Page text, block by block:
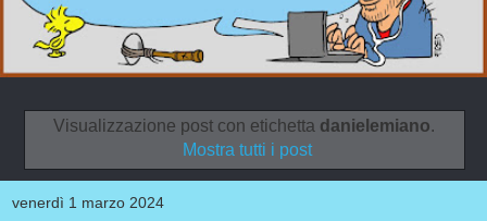
Visualizzazione post con etichetta danielemiano.
Mostra tutti i post
venerdì 1 marzo 2024